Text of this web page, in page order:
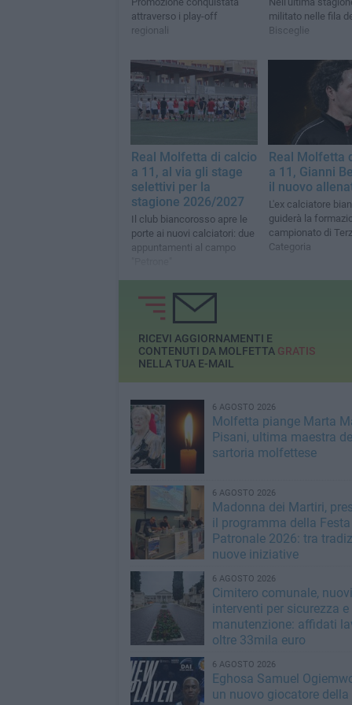
attraverso i play-off
regionali
militato nelle fila
Bisceglie
Real Molfetta di calcio
a 11, al via gli stage
selettivi per la
stagione 2026/2027
Il club biancorosso apre le
porte ai nuovi calciatori: due
appuntamenti al campo
Real Molfetta
a 11, Gianni
il nuovo
L'ex calciatore
guiderà la
campionato di
Categoria
RICEVI AGGIORNAMENTI E
CONTENUTI DA MOLFETTA GRATIS
NELLA TUA E-MAIL
6 AGOSTO 2026
Molfetta piange Marta
Pisani, ultima maestra
sartoria molfettese
6 AGOSTO 2026
Madonna dei Martiri,
il programma della Festa
Patronale 2026: tra
nuove iniziative
6 AGOSTO 2026
Cimitero comunale, nuovi
interventi per sicurezza e
manutenzione: affidati
oltre 33mila euro
6 AGOSTO 2026
Eghosa Samuel
un nuovo giocatore della